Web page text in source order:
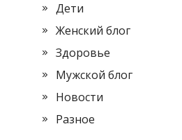
Дети
Женский блог
Здоровье
Мужской блог
Новости
Разное